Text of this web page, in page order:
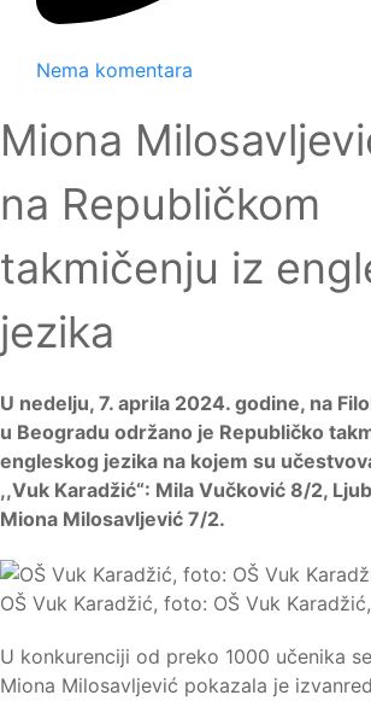
Nema komentara
Miona
na Republičkom
takmičenju iz
jezika
U nedelju, 7. aprila 2024. godine, na
u Beogradu održano je Republičko
engleskog jezika na kojem su
,,Vuk Karadžić“: Mila Vučković 8/2,
Miona Milosavljević 7/2.
OŠ Vuk Karadžić, foto: OŠ Vuk
U konkurenciji od preko 1000 učenika
Miona Milosavljević pokazala je